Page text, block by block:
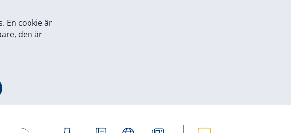
En cookie är
den är